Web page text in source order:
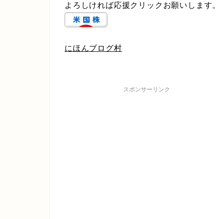
よろしければ応援クリックお願いします。
にほんブログ村
スポンサーリンク